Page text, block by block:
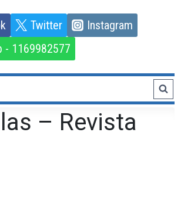
Twitter
Instagram
- 1169982577
– Revista